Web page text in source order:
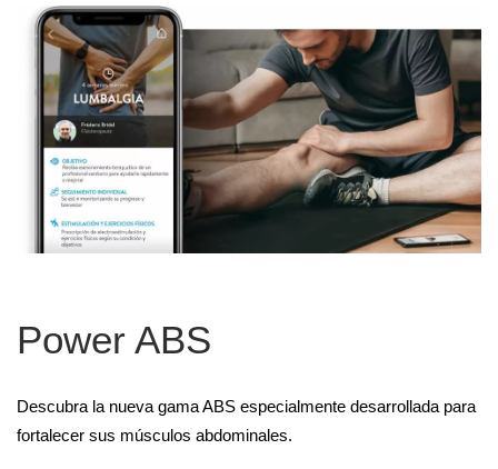
Power ABS
Descubra la nueva gama ABS especialmente desarrollada para
fortalecer sus músculos abdominales.